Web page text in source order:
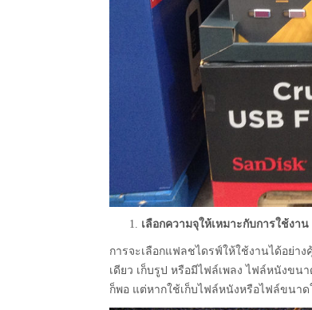
เลือกความจุให้เหมาะกับการใช้งาน
การจะเลือกแฟลชไดรฟ์ให้ใช้งานได้อย่า
เดียว เก็บรูป หรือมีไฟล์เพลง ไฟล์หนังขน
ก็พอ แต่หากใช้เก็บไฟล์หนังหรือไฟล์ขนา